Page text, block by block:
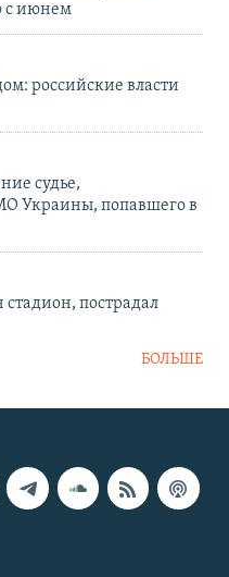
с июнем
российские власти
судье,
Украины, попавшего в
пострадал
БОЛЬШЕ